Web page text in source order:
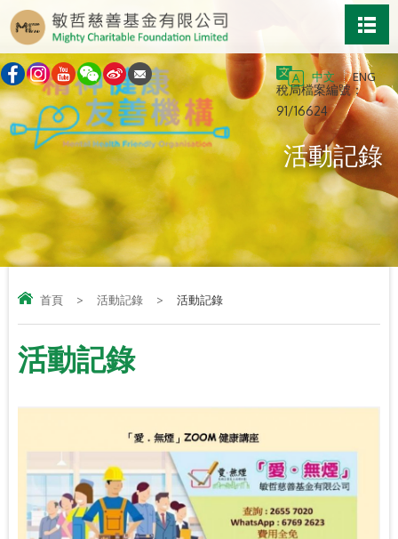
稅局檔案編號：
91/16624
中文 ENG
活動記錄
首頁 > 活動記錄 > 活動記錄
活動記錄